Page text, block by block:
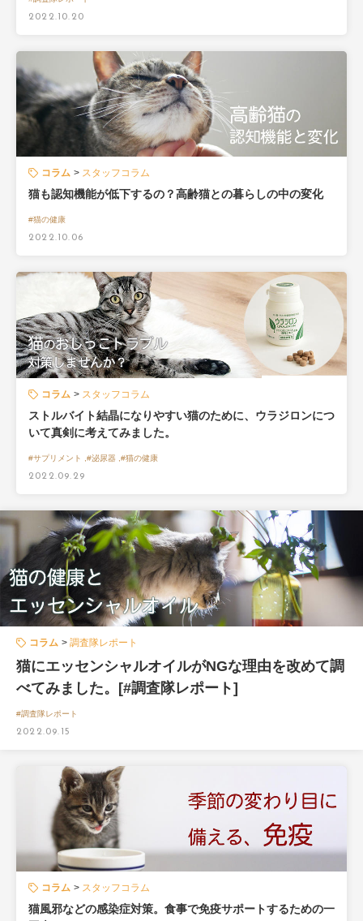
2022.10.20
コラム スタッフコラム
猫も認知機能が低下するの？高齢猫との暮らしの中の変化
#猫の健康
2022.10.06
コラム スタッフコラム
ストルバイト結晶になりやすい猫のために、ウラジロンにつ
いて真剣に考えてみました。
#サプリメント ,#泌尿器 ,#猫の健康
2022.09.29
コラム 調査隊レポート
猫にエッセンシャルオイルがNGな理由を改めて調
べてみました。[#調査隊レポート]
#調査隊レポート
2022.09.15
コラム スタッフコラム
猫風邪などの感染症対策。食事で免疫サポートするための一